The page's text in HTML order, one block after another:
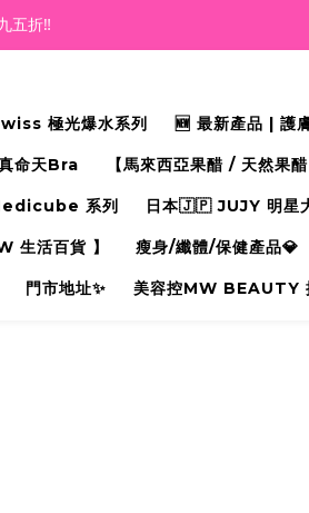
五折‼️
五折‼️
即減 $40！🔥
🎁
五折‼️
極光爆水系列 🆕 最新產品 | 護
命天Bra⁠ 【馬來西亞果醋 / 天然果醋
系列 日本🇯🇵 JUJY 明星
生活百貨 】 瘦身/纖體/保健產品💎
門市地址✨ 美容控MW BEAUTY